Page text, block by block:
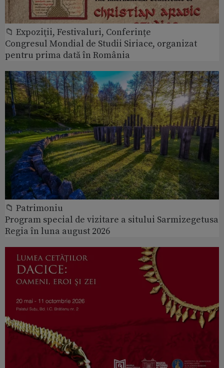
📁 Expoziţii, Festivaluri, Conferințe
Congresul Mondial de Studii Siriace, organizat
pentru prima dată în România
📁 Patrimoniu
Program special de vizitare a sitului Sarmizegetusa
Regia în luna august 2026